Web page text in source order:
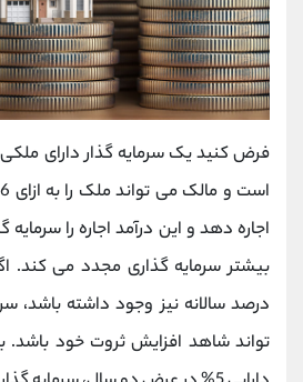
اجاره دهد و این درآمد اجاره را
درصد سالانه نیز وجود داشته باشد،